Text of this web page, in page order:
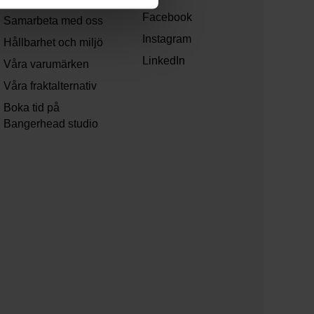
Samarbeta med oss
Hållbarhet och miljö
Våra varumärken
Våra fraktalternativ
Boka tid på
Bangerhead studio
Facebook
Instagram
LinkedIn